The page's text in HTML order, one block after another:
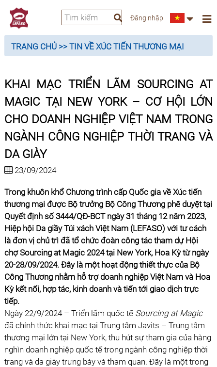
Đăng nhập
TRANG CHỦ >> TIN VỀ XÚC TIẾN THƯƠNG MẠI
KHAI MẠC TRIỂN LÃM SOURCING AT
MAGIC TẠI NEW YORK – CƠ HỘI LỚN
CHO DOANH NGHIỆP VIỆT NAM TRONG
NGÀNH CÔNG NGHIỆP THỜI TRANG VÀ
DA GIÀY
23/09/2024
Trong khuôn khổ Chương trình cấp Quốc gia về Xúc tiến
thương mại được Bộ trưởng Bộ Công Thương phê duyệt tại
Quyết định số 3444/QĐ-BCT ngày 31 tháng 12 năm 2023,
Hiệp hội Da giầy Túi xách Việt Nam (LEFASO) với tư cách
là đơn vị chủ trì đã tổ chức đoàn công tác tham dự Hội
chợ Sourcing at Magic 2024 tại New York, Hoa Kỳ từ ngày
20-28/09/2024. Đây là một hoạt động thiết thực của Bộ
Công Thương nhằm hỗ trợ doanh nghiệp Việt Nam và Hoa
Kỳ kết nối, hợp tác, kinh doanh và tiến tới giao dịch trực
tiếp.
Ngày 22/9/2024 – Triển lãm quốc tế Sourcing at Magic
đã chính thức khai mạc tại Trung tâm Javits – Trung tâm
thương mại lớn tại New York, thu hút sự tham gia của hàng
nghìn doanh nghiệp quốc tế trong ngành công nghiệp thời
trang và da giày trưng bày và tham quan. Đây là một trong